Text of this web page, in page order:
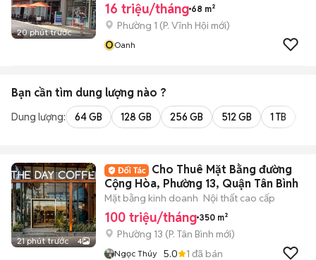
20 phút trước
16 triệu/tháng 68 m²
Phường 1 (P. Vĩnh Hội mới)
OOanh
Bạn cần tìm dung lượng nào ?
Dung lượng: 64 GB 128 GB 256 GB 512 GB 1 TB
21 phút trước 4
Cho Thuê Mặt Bằng đường
Cộng Hòa, Phường 13, Quận Tân Bình
Mặt bằng kinh doanh Nội thất cao cấp
100 triệu/tháng 350 m²
Phường 13 (P. Tân Bình mới)
Ngọc Thúy 5.0 1 đã bán